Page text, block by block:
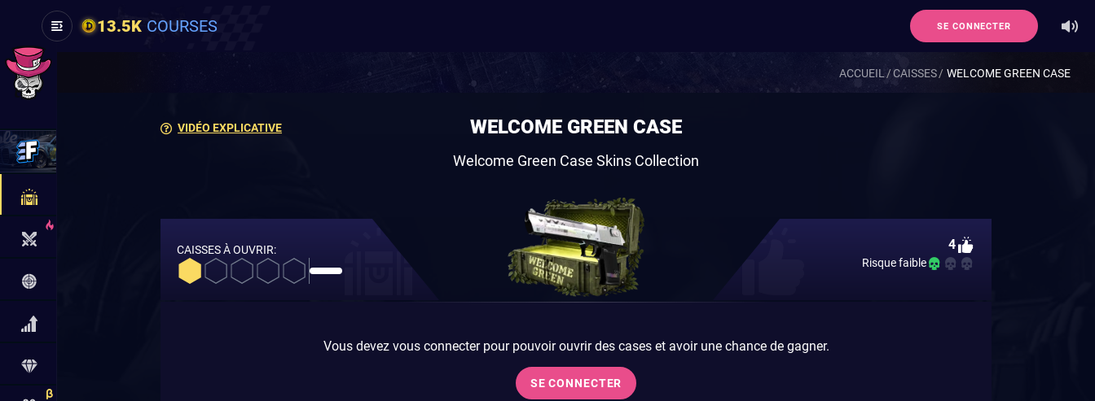
13.5K COURSES SE CONNECTER
ACCUEIL CAISSES WELCOME GREEN CASE
VIDÉO EXPLICATIVE WELCOME GREEN CASE
Welcome Green Case Skins Collection
CAISSES À OUVRIR: 4
Risque faible
Vous devez vous connecter pour pouvoir ouvrir des cases et avoir une chance de gagner.
SE CONNECTER